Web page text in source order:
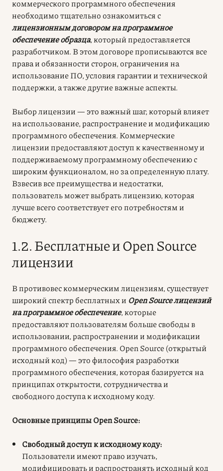
коммерческого программного обеспечения
необходимо тщательно ознакомиться с
лицензионным договором на программное
обеспечение образца, который предоставляется
разработчиком. В этом договоре прописываются все
права и обязанности сторон, ограничения на
использование ПО, условия гарантии и технической
поддержки, а также другие важные аспекты.
Выбор лицензии — это важный шаг, который влияет
на использование, распространение и модификацию
программного обеспечения. Коммерческие
лицензии предоставляют доступ к качественному и
поддерживаемому программному обеспечению с
широким функционалом, но за определенную плату.
Взвесив все преимущества и недостатки,
пользователь может выбрать лицензию, которая
лучше всего соответствует его потребностям и
бюджету.
1.2. Бесплатные и Open Source
лицензии
В противовес коммерческим лицензиям, существует
широкий спектр бесплатных и Open Source лицензий
на программное обеспечение, которые
предоставляют пользователям больше свободы в
использовании, распространении и модификации
программного обеспечения. Open Source (открытый
исходный код) — это философия разработки
программного обеспечения, которая базируется на
принципах открытости, сотрудничества и
свободного доступа к исходному коду.
Основные принципы Open Source:
Свободный доступ к исходному коду:
Пользователи имеют право изучать,
модифицировать и распространять исходный код